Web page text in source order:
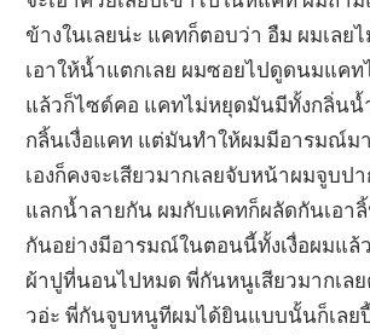
ข้างในเลยน่ะ แคทก็ตอบว่า อืม ผมเลย
เอาให้น้ำแตกเลย ผมซอยไปดูดนมแค
แล้วก็ไซด์คอ แคทไม่หยุดมันมีทั้งกลิ่นน้
กลิ้นเงื่อแคท แต่มันทำให้ผมมีอารมณ์ม
เองก็คงจะเสียวมากเลยจับหน้าผมจูบป
แลกน้ำลายกัน ผมกับแคทก็ผลัดกันเอา
กันอย่างมีอารมณ์ในตอนนี้ทั้งเงื่อผมแล้
ผ้าปูที่นอนไปหมด พี่กันหนูเสียวมากเล
วอ่ะ พี่กันจูบหนูทีผมได้ยินแบบนั้นก็เลย